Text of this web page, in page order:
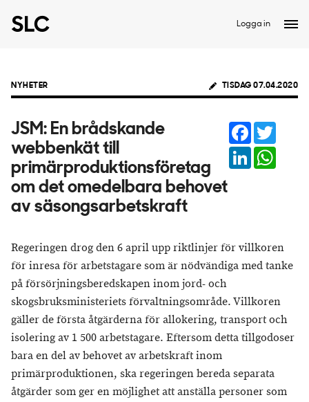
Logga in
NYHETER TISDAG 07.04.2020
JSM: En brådskande
webbenkät till
primärproduktionsföretag
om det omedelbara behovet
av säsongsarbetskraft
Facebook
LinkedIn
Regeringen drog den 6 april upp riktlinjer för villkoren
för inresa för arbetstagare som är nödvändiga med tanke
på försörjningsberedskapen inom jord- och
skogsbruksministeriets förvaltningsområde. Villkoren
gäller de första åtgärderna för allokering, transport och
isolering av 1 500 arbetstagare. Eftersom detta tillgodoser
bara en del av behovet av arbetskraft inom
primärproduktionen, ska regeringen bereda separata
åtgärder som ger en möjlighet att anställa personer som